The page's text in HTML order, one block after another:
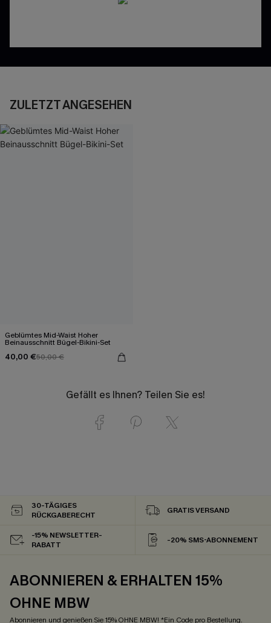
ZULETZT ANGESEHEN
Geblümtes Mid-Waist Hoher
Beinausschnitt Bügel-Bikini-Set
40,00 €50,00 €
Gefällt es Ihnen? Teilen Sie es!
30-TÄGIGES
RÜCKGABERECHT
GRATIS VERSAND
-15% NEWSLETTER-
RABATT
-20% SMS-ABONNEMENT
ABONNIEREN & ERHALTEN 15%
OHNE MBW
Abonnieren und genießen Sie 15% OHNE MBW! *Ein Code pro Bestellung.